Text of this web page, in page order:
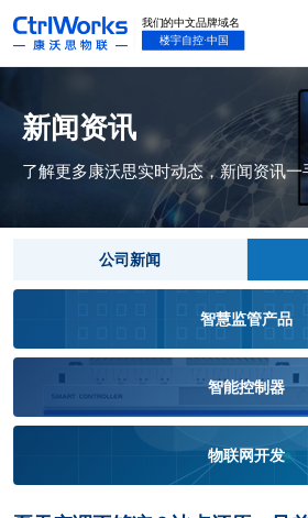
新闻资讯
了解更多康沃思实时动态，新闻资讯一
公司新闻
智慧监管产品
智能控制器
物联网开发